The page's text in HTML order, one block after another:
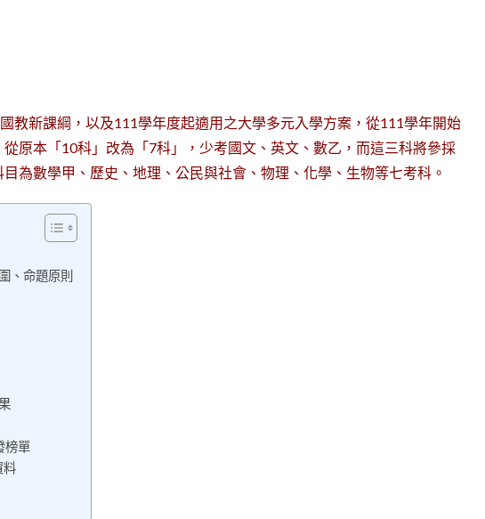
教新課綱，以及111學年度起適用之大學多元入學方案，從111學年開始
原本「10科」改為「7科」，少考國文、英文、數乙，而這三科將參採
為數學甲、歷史、地理、公民與社會、物理、化學、生物等七考科。
、命題原則
榜單
料